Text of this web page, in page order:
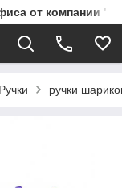
от компании
Ручки ручки